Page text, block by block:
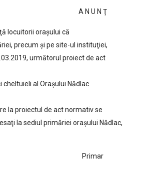
A N U N Ţ
locuitorii oraşului că
precum şi pe site-ul instituţiei,
următorul proiect de act
al Orașului Nădlac
la proiectul de act normativ se
la sediul primăriei oraşului Nădlac,
Primar